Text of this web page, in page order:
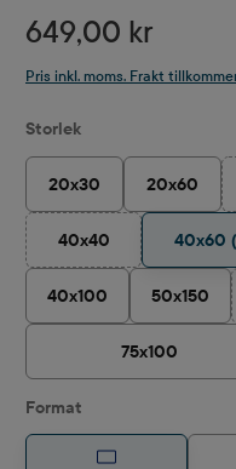
649,00 kr
Pris inkl. moms. Frakt
Välj
Storlek
20x30 20x60
40x40
(Det här alternativet
40x60
40x100 50x150
75x100
Välj
Format